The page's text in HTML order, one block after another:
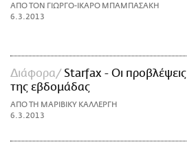
ΑΠΟ ΤΟΝ ΓΙΩΡΓΟ-ΙΚΑΡΟ ΜΠΑΜΠΑΣΑΚΗ
6.3.2013
Διάφορα
Starfax - Οι προβλέψεις
της εβδομάδας
ΑΠΟ ΤΗ ΜΑΡΙΒΙΚΥ ΚΑΛΛΕΡΓΗ
6.3.2013